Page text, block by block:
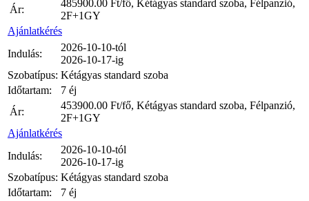
Ár:
485900.00 Ft/fő, Kétágyas standard szoba, Félpanzió,
2F+1GY
Ajánlatkérés
Indulás:
2026-10-10-tól
2026-10-17-ig
Szobatípus: Kétágyas standard szoba
Időtartam:
7 éj
Ár:
453900.00 Ft/fő, Kétágyas standard szoba, Félpanzió,
2F+1GY
Ajánlatkérés
Indulás:
2026-10-10-tól
2026-10-17-ig
Szobatípus: Kétágyas standard szoba
Időtartam:
7 éj